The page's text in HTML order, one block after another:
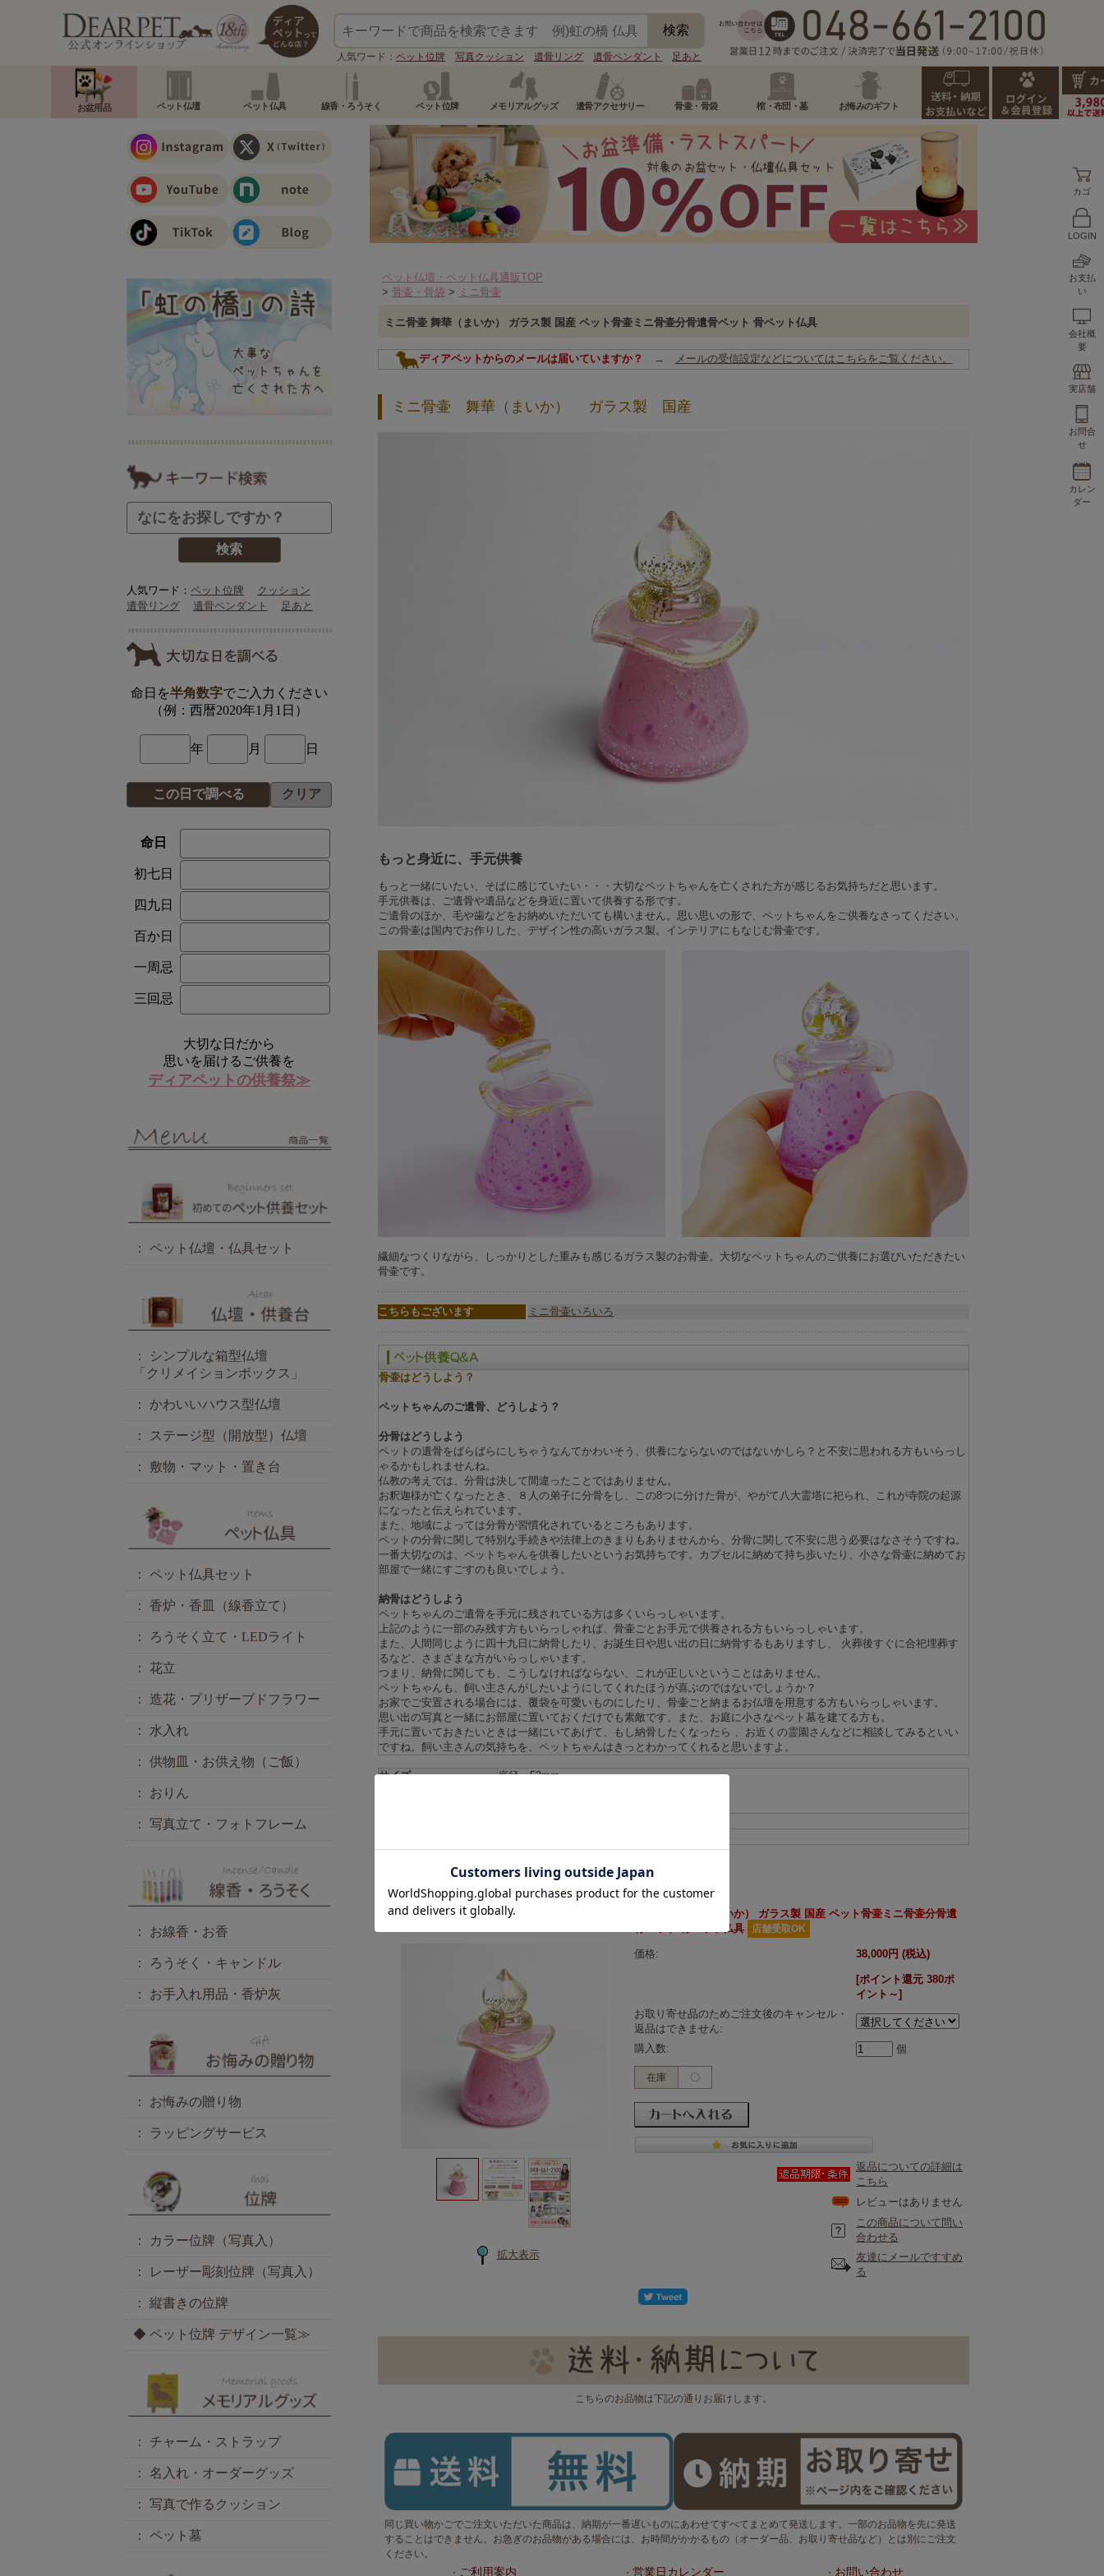
人気ワード：ペット位牌 写真クッション 遺骨リング 遺骨ペンダント 足あと
お盆用品 ペット仏壇 ペット仏具 線香・ろうそく ペット位牌 メモリアルグッズ 遺骨アクセサリー 骨壷・骨袋 棺・布団・墓 お悔みのギフト
カゴ
LOGIN
お支払
い
会社概
要
実店舗
お問合
せ
カレン
ダー
ペット仏壇・ペット仏具通販TOP
> 骨壷・骨袋 > ミニ骨壷
ミニ骨壷 舞華（まいか） ガラス製 国産 ペット骨壷ミニ骨壷分骨遺骨ペット 骨ペット仏具
ディアペットからのメールは届いていますか？ → メールの受信設定などについてはこちらをご覧ください。
ミニ骨壷 舞華（まいか） ガラス製 国産
もっと身近に、手元供養
もっと一緒にいたい、そばに感じていたい・・・大切なペットちゃんを亡くされた方が感じるお気持ちだと思います。
手元供養は、ご遺骨や遺品などを身近に置いて供養する形です。
ご遺骨のほか、毛や歯などをお納めいただいても構いません。思い思いの形で、ペットちゃんをご供養なさってください。
この骨壷は国内でお作りした、デザイン性の高いガラス製。インテリアにもなじむ骨壷です。
繊細なつくりながら、しっかりとした重みも感じるガラス製のお骨壷。大切なペットちゃんのご供養にお選びいただきたい
骨壷です。
こちらもございます ミニ骨壷いろいろ
骨壷はどうしよう？
ペットちゃんのご遺骨、どうしよう？
分骨はどうしよう
ペットの遺骨をばらばらにしちゃうなんてかわいそう、供養にならないのではないかしら？と不安に思われる方もいらっし
ゃるかもしれませんね。
仏教の考えでは、分骨は決して間違ったことではありません。
お釈迦様が亡くなったとき、８人の弟子に分骨をし、この8つに分けた骨が、やがて八大霊塔に祀られ、これが寺院の起源
になったと伝えられています。
また、地域によっては分骨が習慣化されているところもあります。
ペットの分骨に関して特別な手続きや法律上のきまりもありませんから、分骨に関して不安に思う必要はなさそうですね。
一番大切なのは、ペットちゃんを供養したいというお気持ちです。カプセルに納めて持ち歩いたり、小さな骨壷に納めてお
部屋で一緒にすごすのも良いでしょう。
納骨はどうしよう
ペットちゃんのご遺骨を手元に残されている方は多くいらっしゃいます。
上記のように一部のみ残す方もいらっしゃれば、骨壷ごとお手元で供養される方もいらっしゃいます。
また、人間同じように四十九日に納骨したり、お誕生日や思い出の日に納骨するもありますし、 火葬後すぐに合祀埋葬す
るなど、さまざまな方がいらっしゃいます。
つまり、納骨に関しても、こうしなければならない、これが正しいということはありません。
ペットちゃんも、飼い主さんがしたいようにしてくれたほうが喜ぶのではないでしょうか？
お家でご安置される場合には、覆袋を可愛いものにしたり、骨壷ごと納まるお仏壇を用意する方もいらっしゃいます。
思い出の写真と一緒にお部屋に置いておくだけでも素敵です。また、お庭に小さなペット墓を建てる方も。
手元に置いておきたいときは一緒にいてあげて、もし納骨したくなったら 、お近くの霊園さんなどに相談してみるといい
ですね。飼い主さんの気持ちを、ペットちゃんはきっとわかってくれると思いますよ。
サイズ
底径 52mm
拡大表示
ミニ骨壷 舞華（まいか） ガラス製 国産 ペット骨壷ミニ骨壷分骨遺
骨ペット 骨ペット仏具
店舗受取OK
価格: 38,000円 (税込)
[ポイント還元 380ポ
イント～]
お取り寄せ品のためご注文後のキャンセル・
返品はできません:
購入数:
個
在庫 〇
返品についての詳細は
こちら
レビューはありません
この商品について問い
合わせる
友達にメールですすめ
る
こちらのお品物は下記の通りお届けします。
同じ買い物かごでご注文いただいた商品は、納期が一番遅いものにあわせてすべてまとめて発送します。一部のお品物を先に発送
することはできません。お急ぎのお品物がある場合には、お時間がかかるもの（オーダー品、お取り寄せ品など）とは別にご注文
ください。
・ ご利用案内 ・ 営業日カレンダー ・ お問い合わせ